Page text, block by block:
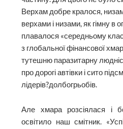
Верхам добре кралося,
верхами і низами, як гімну в
плавалося «середньому
з глобальної фінансової
тутешню паразитарну
про дорогі автівки і сито
лідерів?долбогрьобів.
Але хмара розсіялася і
освітило наш смітник.